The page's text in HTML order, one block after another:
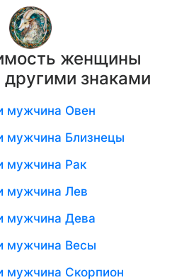
женщины
другими знаками
мужчина Овен
мужчина Близнецы
мужчина Рак
мужчина Лев
мужчина Дева
мужчина Весы
мужчина Скорпион